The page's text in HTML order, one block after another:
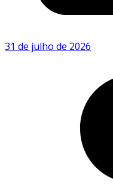
31 de julho de 2026